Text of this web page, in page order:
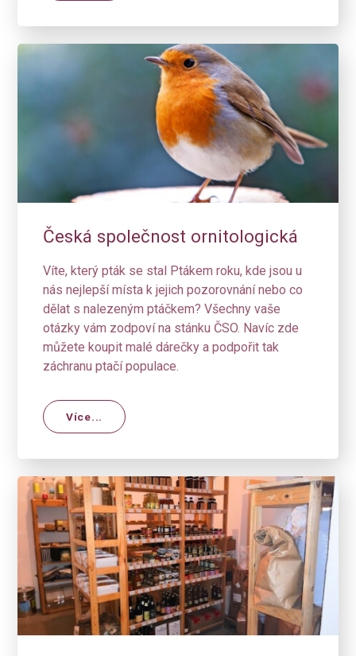
Česká společnost ornitologická
Víte, který pták se stal Ptákem roku, kde jsou u
nás nejlepší místa k jejich pozorovnání nebo co
dělat s nalezeným ptáčkem? Všechny vaše
otázky vám zodpoví na stánku ČSO. Navíc zde
můžete koupit malé dárečky a podpořit tak
záchranu ptačí populace.
Více...